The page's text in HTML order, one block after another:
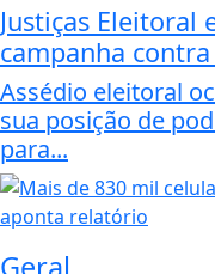
Justiças Eleitoral
campanha
Assédio eleitoral
sua posição de
para...